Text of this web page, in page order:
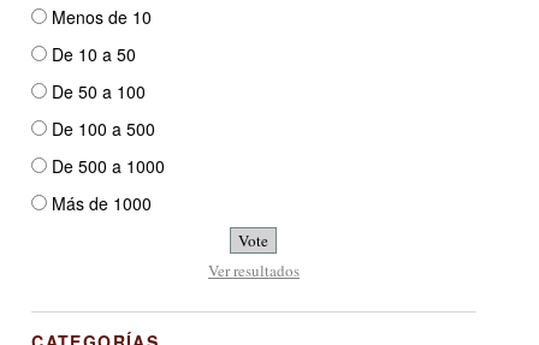
Menos de 10
De 10 a 50
De 50 a 100
De 100 a 500
De 500 a 1000
Más de 1000
Ver resultados